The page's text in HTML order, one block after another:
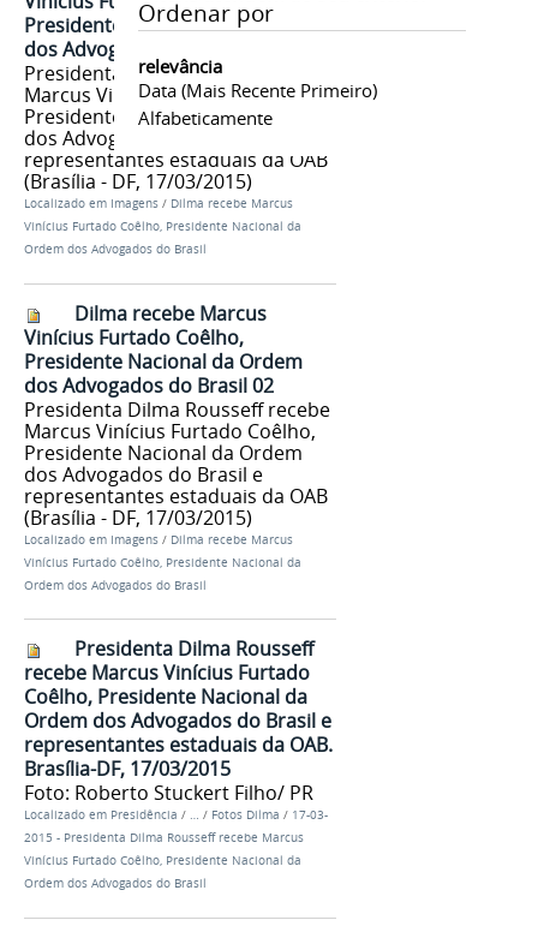
Ordenar por
relevância
Data (mais Recente Primeiro)
Alfabeticamente
Presidente Nacional da Ordem
dos Advogados do Brasil 01
Presidenta Dilma Rousseff recebe
Marcus Vinícius Furtado Coêlho,
Presidente Nacional da Ordem
dos Advogados do Brasil e
representantes estaduais da OAB
(Brasília - DF, 17/03/2015)
Localizado em Imagens / Dilma recebe Marcus
Vinícius Furtado Coêlho, Presidente Nacional da
Ordem dos Advogados do Brasil
Dilma recebe Marcus
Vinícius Furtado Coêlho,
Presidente Nacional da Ordem
dos Advogados do Brasil 02
Presidenta Dilma Rousseff recebe
Marcus Vinícius Furtado Coêlho,
Presidente Nacional da Ordem
dos Advogados do Brasil e
representantes estaduais da OAB
(Brasília - DF, 17/03/2015)
Localizado em Imagens / Dilma recebe Marcus
Vinícius Furtado Coêlho, Presidente Nacional da
Ordem dos Advogados do Brasil
Presidenta Dilma Rousseff
recebe Marcus Vinícius Furtado
Coêlho, Presidente Nacional da
Ordem dos Advogados do Brasil e
representantes estaduais da OAB.
Brasília-DF, 17/03/2015
Foto: Roberto Stuckert Filho/ PR
Localizado em Presidência / … / Fotos Dilma / 17-03-
2015 - Presidenta Dilma Rousseff recebe Marcus
Vinícius Furtado Coêlho, Presidente Nacional da
Ordem dos Advogados do Brasil